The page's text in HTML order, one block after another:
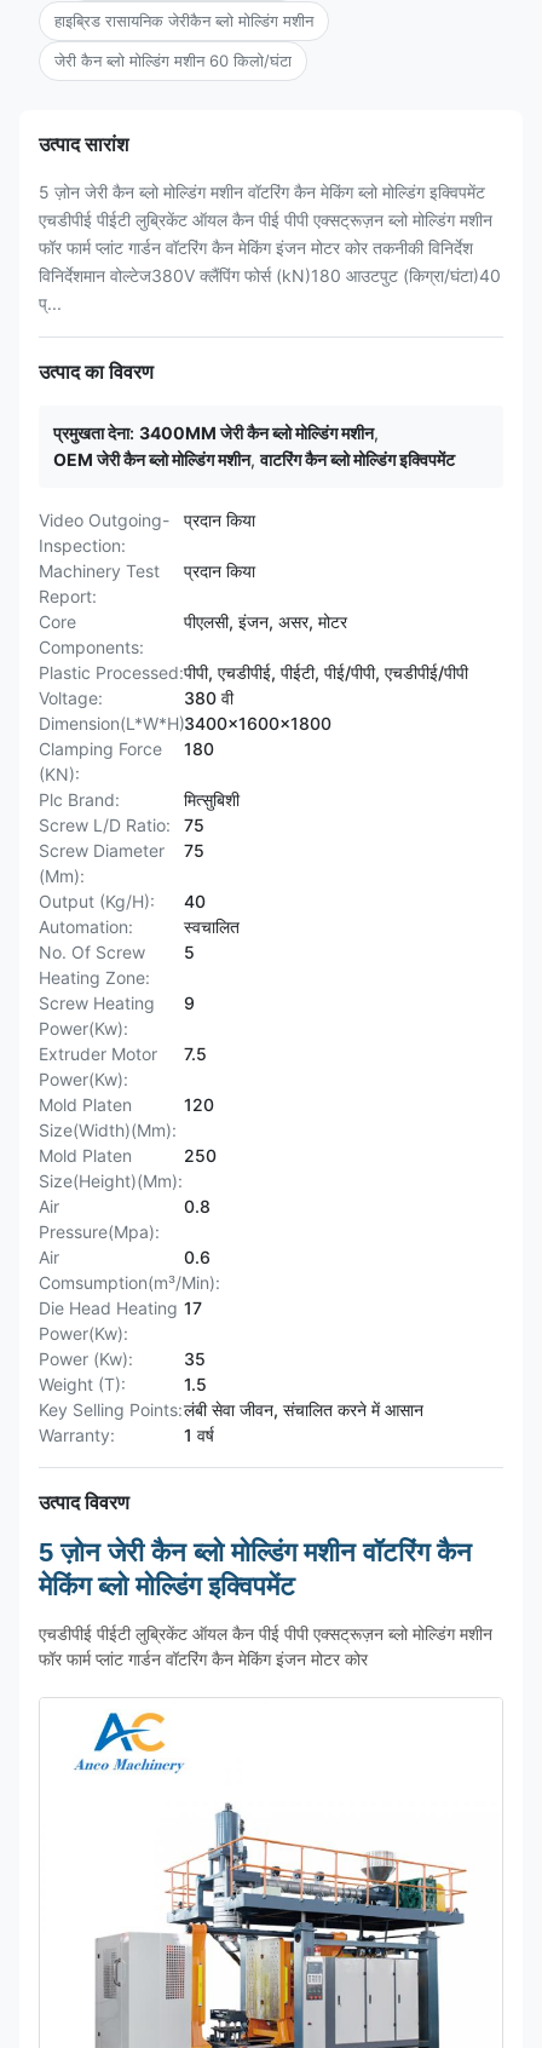
हाइब्रिड रासायनिक जेरीकैन ब्लो मोल्डिंग मशीन
जेरी कैन ब्लो मोल्डिंग मशीन 60 किलो/घंटा
उत्पाद सारांश
5 ज़ोन जेरी कैन ब्लो मोल्डिंग मशीन वॉटरिंग कैन मेकिंग ब्लो मोल्डिंग इक्विपमेंट
एचडीपीई पीईटी लुब्रिकेंट ऑयल कैन पीई पीपी एक्सट्रूज़न ब्लो मोल्डिंग मशीन
फॉर फार्म प्लांट गार्डन वॉटरिंग कैन मेकिंग इंजन मोटर कोर तकनीकी विनिर्देश
विनिर्देशमान वोल्टेज380V क्लैंपिंग फोर्स (kN)180 आउटपुट (किग्रा/घंटा)40
प्...
उत्पाद का विवरण
प्रमुखता देना: 3400MM जेरी कैन ब्लो मोल्डिंग मशीन,
OEM जेरी कैन ब्लो मोल्डिंग मशीन,वाटरिंग कैन ब्लो मोल्डिंग इक्विपमेंट
Video Outgoing-
Inspection:
प्रदान किया
Machinery Test
Report:
प्रदान किया
Core
Components:
पीएलसी, इंजन, असर, मोटर
Plastic Processed:पीपी, एचडीपीई, पीईटी, पीई/पीपी, एचडीपीई/पीपी
Voltage:
380 वी
Dimension(L*W*H):3400x1600x1800
Clamping Force
(KN):
180
Plc Brand:
मित्सुबिशी
Screw L/D Ratio:
75
Screw Diameter
(Mm):
75
Output (Kg/H):
40
Automation:
स्वचालित
No. Of Screw
Heating Zone:
5
Screw Heating
Power(Kw):
9
Extruder Motor
Power(Kw):
7.5
Mold Platen
Size(Width)(Mm):
120
Mold Platen
Size(Height)(Mm):
250
Air
Pressure(Mpa):
0.8
Air
Comsumption(m³/Min):
0.6
Die Head Heating
Power(Kw):
17
Power (Kw):
35
Weight (T):
1.5
Key Selling Points:लंबी सेवा जीवन, संचालित करने में आसान
Warranty:
1 वर्ष
उत्पाद विवरण
5 ज़ोन जेरी कैन ब्लो मोल्डिंग मशीन वॉटरिंग कैन
मेकिंग ब्लो मोल्डिंग इक्विपमेंट
एचडीपीई पीईटी लुब्रिकेंट ऑयल कैन पीई पीपी एक्सट्रूज़न ब्लो मोल्डिंग मशीन
फॉर फार्म प्लांट गार्डन वॉटरिंग कैन मेकिंग इंजन मोटर कोर